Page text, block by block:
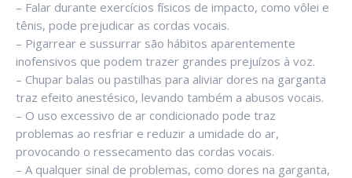
– Falar durante exercícios físicos de impacto, como vôlei e
tênis, pode prejudicar as cordas vocais.
– Pigarrear e sussurrar são hábitos aparentemente
inofensivos que podem trazer grandes prejuízos à voz.
– Chupar balas ou pastilhas para aliviar dores na garganta
traz efeito anestésico, levando também a abusos vocais.
– O uso excessivo de ar condicionado pode traz
problemas ao resfriar e reduzir a umidade do ar,
provocando o ressecamento das cordas vocais.
– A qualquer sinal de problemas, como dores na garganta,